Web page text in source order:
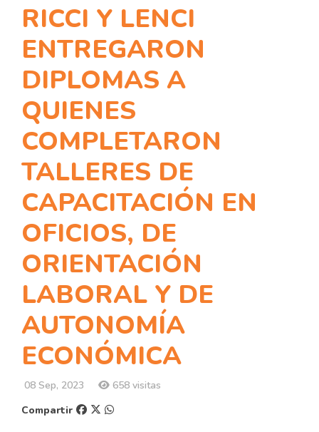
RICCI Y LENCI
ENTREGARON
DIPLOMAS A
QUIENES
COMPLETARON
TALLERES DE
CAPACITACIÓN EN
OFICIOS, DE
ORIENTACIÓN
LABORAL Y DE
AUTONOMÍA
ECONÓMICA
08 Sep, 2023
658 visitas
Compartir